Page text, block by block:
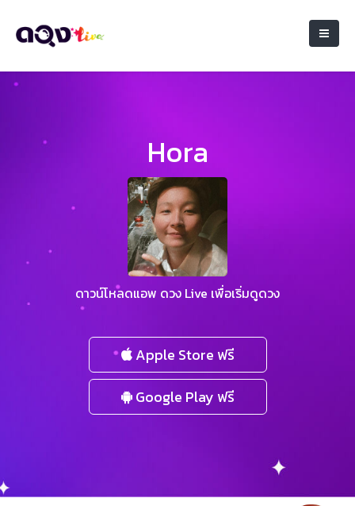
Hora
ดาวน์โหลดแอพ ดวง Live เพื่อเริ่มดูดวง
Apple Store ฟรี
Google Play ฟรี